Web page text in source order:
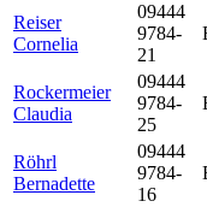
Reiser
Cornelia
09444
9784-
21
Rockermeier
Claudia
09444
9784-
25
Röhrl
Bernadette
09444
9784-
16